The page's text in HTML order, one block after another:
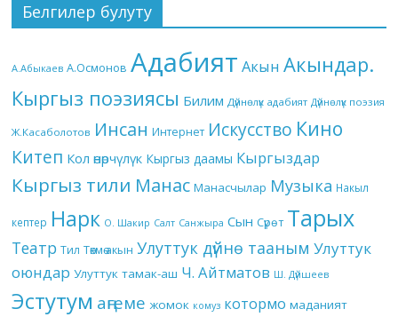
Белгилер булуту
А.Абыкаев А.Осмонов Адабият Акын Акындар.
Кыргыз поэзиясы Билим Дүйнөлүк адабият Дүйнөлүк поэзия
Ж.Касаболотов Инсан Интернет Искусство Кино
Китеп Кол өнөрчүлүк Кыргыз даамы Кыргыздар
Кыргыз тили Манас Манасчылар Музыка Накыл
кептер Нарк О. Шакир Салт Санжыра Сын Сүрөт Тарых
Театр Тил Төкмө акын Улуттук дүйнө тааным Улуттук
оюндар Улуттук тамак-аш Ч. Айтматов Ш. Дүйшеев
Эстутум аңгеме жомок комуз котормо маданият